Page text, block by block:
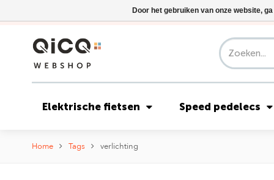
Elektrische fietsen Speed pedelecs
Home Tags verlichting
Door het gebruiken van onze website,